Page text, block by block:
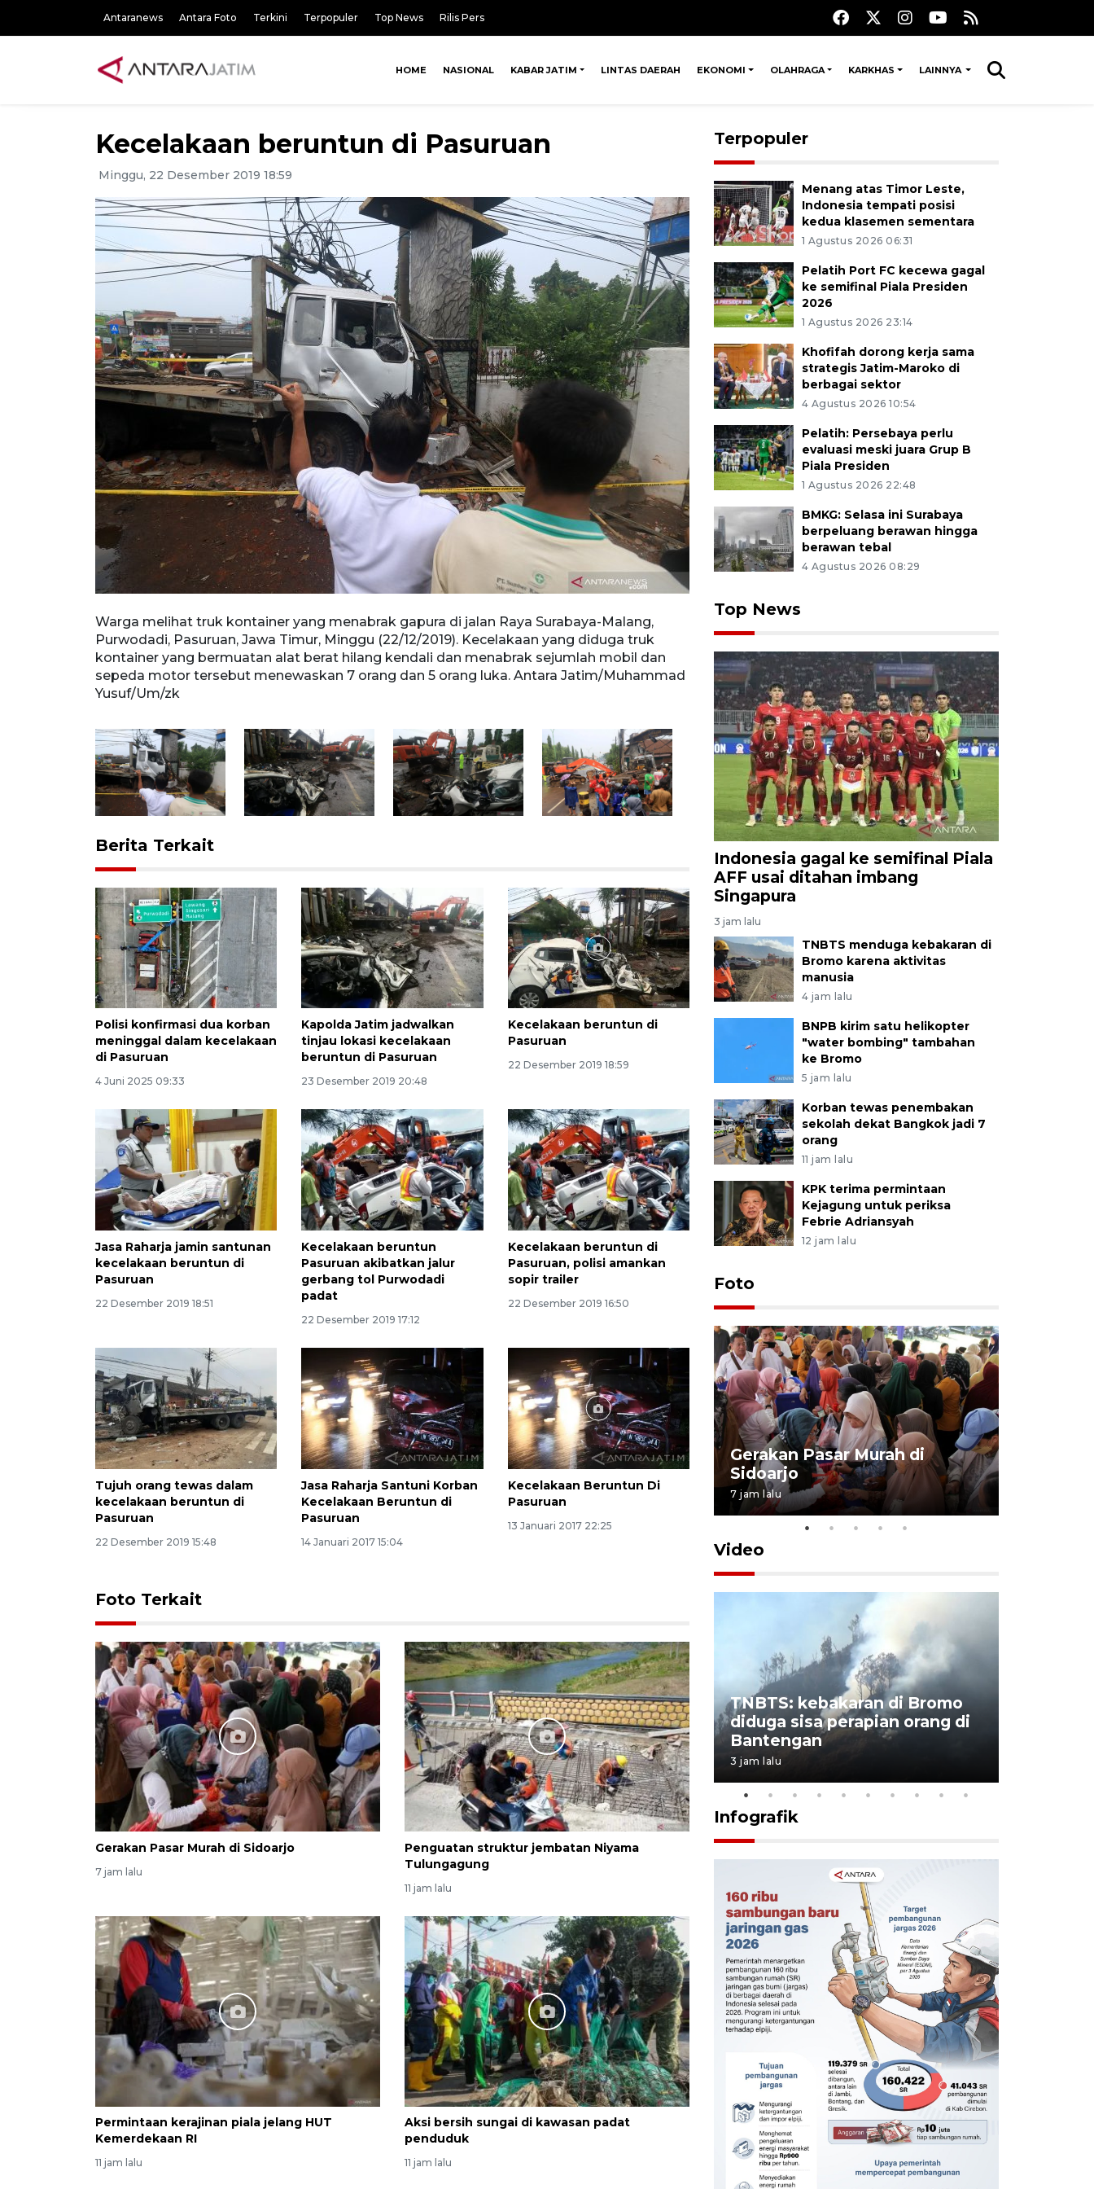
Antaranews Antara Foto Terkini Terpopuler Top News Rilis Pers
HOME NASIONAL KABAR JATIM LINTAS DAERAH EKONOMI OLAHRAGA KARKHAS LAINNYA
Kecelakaan beruntun di Pasuruan
Minggu, 22 Desember 2019 18:59
Warga melihat truk kontainer yang menabrak gapura di jalan Raya Surabaya-Malang,
Purwodadi, Pasuruan, Jawa Timur, Minggu (22/12/2019). Kecelakaan yang diduga truk
kontainer yang bermuatan alat berat hilang kendali dan menabrak sejumlah mobil dan
sepeda motor tersebut menewaskan 7 orang dan 5 orang luka. Antara Jatim/Muhammad
Yusuf/Um/zk
Warga melihat alat berat yang keluar dari truk kontainer
Raya Surabaya-Malang, Purwodadi, Pasuruan, Jawa Timur,
Kecelakaan yang diduga truk kontainer yang bermuatan
menabrak sejumlah mobil dan sepeda motor tersebut
luka. Antara Jatim/Muhammad Yusuf/Um/zk
Berita Terkait
Polisi konfirmasi dua korban
meninggal dalam kecelakaan
di Pasuruan
4 Juni 2025 09:33
Kapolda Jatim jadwalkan
tinjau lokasi kecelakaan
beruntun di Pasuruan
23 Desember 2019 20:48
Kecelakaan beruntun di
Pasuruan
22 Desember 2019 18:59
Jasa Raharja jamin santunan
kecelakaan beruntun di
Pasuruan
22 Desember 2019 18:51
Kecelakaan beruntun
Pasuruan akibatkan jalur
gerbang tol Purwodadi
padat
22 Desember 2019 17:12
Kecelakaan beruntun di
Pasuruan, polisi amankan
sopir trailer
22 Desember 2019 16:50
Tujuh orang tewas dalam
kecelakaan beruntun di
Pasuruan
22 Desember 2019 15:48
Jasa Raharja Santuni Korban
Kecelakaan Beruntun di
Pasuruan
14 Januari 2017 15:04
Kecelakaan Beruntun Di
Pasuruan
13 Januari 2017 22:25
Foto Terkait
Gerakan Pasar Murah di Sidoarjo
7 jam lalu
Penguatan struktur jembatan Niyama
Tulungagung
11 jam lalu
Permintaan kerajinan piala jelang HUT
Kemerdekaan RI
11 jam lalu
Aksi bersih sungai di kawasan padat
penduduk
11 jam lalu
Terpopuler
Menang atas Timor Leste,
Indonesia tempati posisi
kedua klasemen sementara
1 Agustus 2026 06:31
Pelatih Port FC kecewa gagal
ke semifinal Piala Presiden
2026
1 Agustus 2026 23:14
Khofifah dorong kerja sama
strategis Jatim-Maroko di
berbagai sektor
4 Agustus 2026 10:54
Pelatih: Persebaya perlu
evaluasi meski juara Grup B
Piala Presiden
1 Agustus 2026 22:48
BMKG: Selasa ini Surabaya
berpeluang berawan hingga
berawan tebal
4 Agustus 2026 08:29
Top News
Indonesia gagal ke semifinal Piala
AFF usai ditahan imbang
Singapura
3 jam lalu
TNBTS menduga kebakaran di
Bromo karena aktivitas
manusia
4 jam lalu
BNPB kirim satu helikopter
"water bombing" tambahan
ke Bromo
5 jam lalu
Korban tewas penembakan
sekolah dekat Bangkok jadi 7
orang
11 jam lalu
KPK terima permintaan
Kejagung untuk periksa
Febrie Adriansyah
12 jam lalu
Foto
Persebaya juara Piala
Presiden 2026
12 jam lalu
Gerakan Pasar Murah di
Sidoarjo
7 jam lalu
Video
BPBD Jatim kerahkan "Drone
Water Spray" bantu padamkan
kebakaran Bromo
6 Agustus 2026 18:23
TNBTS: kebakaran di Bromo
diduga sisa perapian orang di
Bantengan
3 jam lalu
Infografik